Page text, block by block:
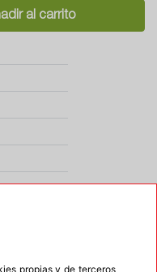
al carrito
propias y de terceros